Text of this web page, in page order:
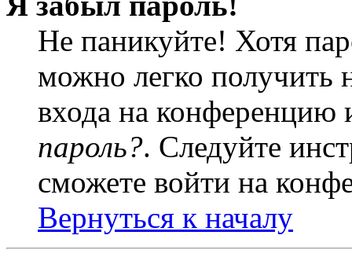
Не паникуйте! Хотя
можно легко получить
входа на
пароль?. Следуйте
сможете войти на
Вернуться к началу